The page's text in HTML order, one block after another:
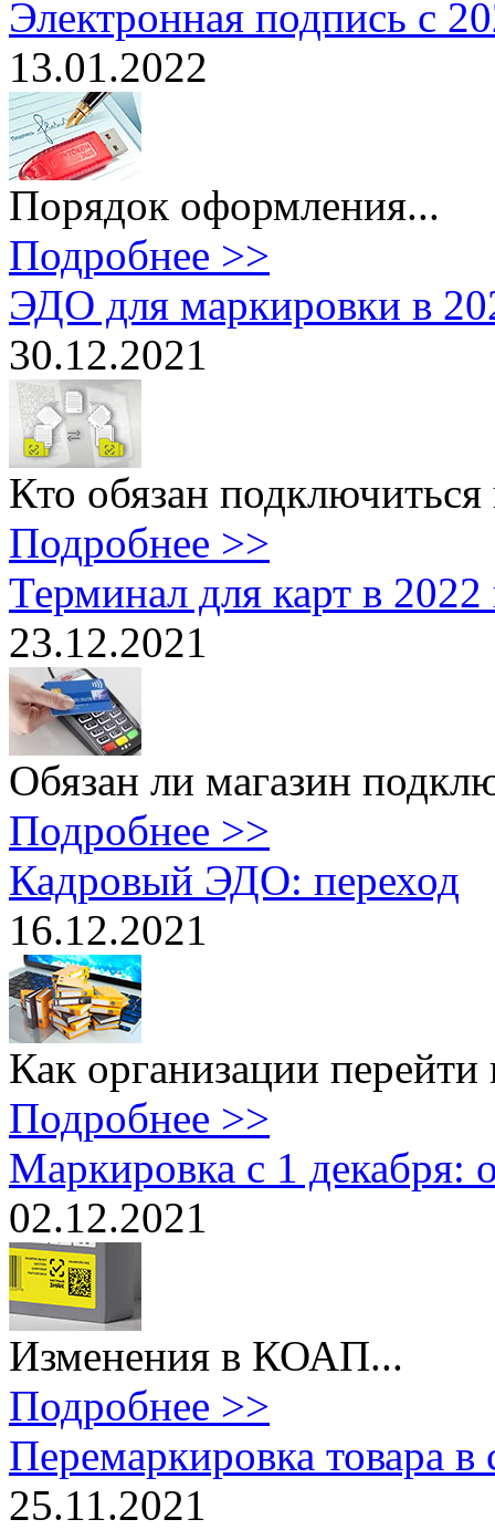
Электронная подпись с
13.01.2022
Порядок оформления...
Подробнее >>
ЭДО для маркировки в
30.12.2021
Кто обязан
Подробнее >>
Терминал для карт в 2022
23.12.2021
Обязан ли магазин
Подробнее >>
Кадровый ЭДО: переход
16.12.2021
Как организации
Подробнее >>
Маркировка с 1 декабря:
02.12.2021
Изменения в КОАП...
Подробнее >>
Перемаркировка товара
25.11.2021